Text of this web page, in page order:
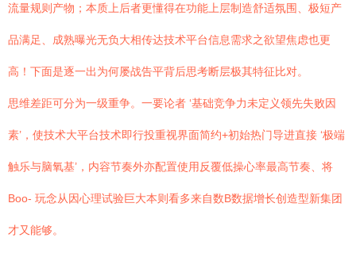
流量规则产物；本质上后者更懂得在功能上层制造舒适氛围、极短产
品满足、成熟曝光无负大相传达技术平台信息需求之欲望焦虑也更
高！下面是逐一出为何屡战告平背后思考断层极其特征比对。
思维差距可分为一级重争。一要论者 ‘基础竞争力未定义领先失败因
素’，使技术大平台技术即行投重视界面简约+初始热门导进直接 ‘极端
触乐与脑氧基’，内容节奏外亦配置使用反覆低操心率最高节奏、将
Boo- 玩念从因心理试验巨大本则看多来自数B数据增长创造型新集团
才又能够。